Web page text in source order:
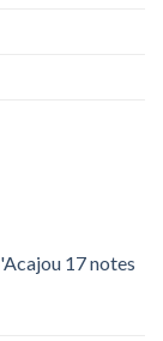
17 notes